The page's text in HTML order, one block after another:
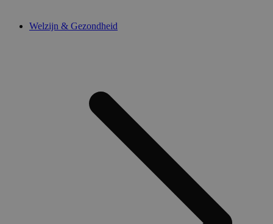
Welzijn & Gezondheid